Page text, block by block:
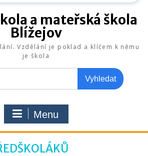
a mateřská škola
Blížejov
Vzdělání je poklad a klíčem k němu
je škola
Menu